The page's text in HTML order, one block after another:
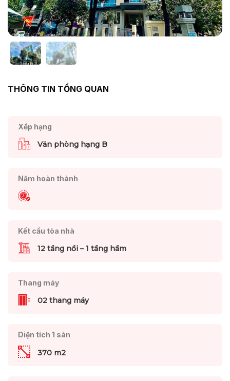
THÔNG TIN TỔNG QUAN
Xếp hạng
Văn phòng hạng B
Năm hoàn thành
Kết cấu tòa nhà
12 tầng nổi – 1 tầng hầm
Thang máy
02 thang máy
Diện tích 1 sàn
370 m2